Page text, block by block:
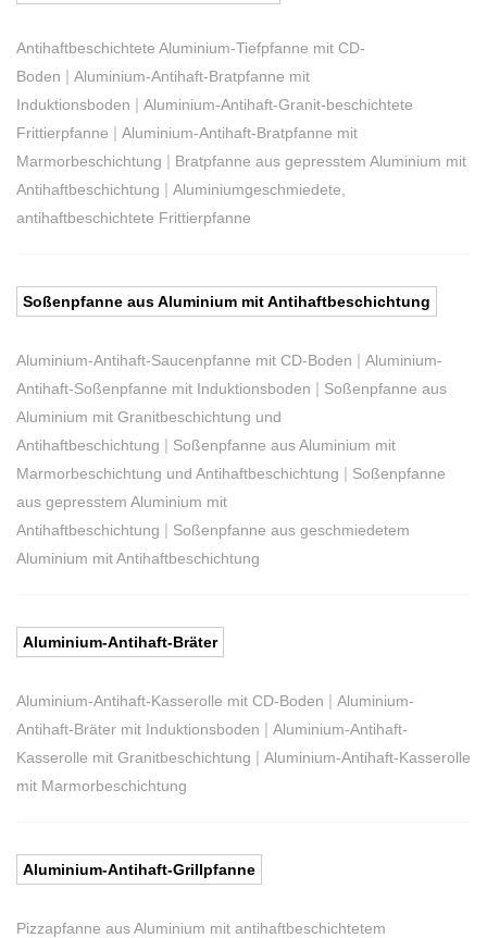
Antihaftbeschichtete Aluminium-Tiefpfanne mit CD-
Boden | Aluminium-Antihaft-Bratpfanne mit
Induktionsboden | Aluminium-Antihaft-Granit-beschichtete
Frittierpfanne | Aluminium-Antihaft-Bratpfanne mit
Marmorbeschichtung | Bratpfanne aus gepresstem Aluminium mit
Antihaftbeschichtung | Aluminiumgeschmiedete,
antihaftbeschichtete Frittierpfanne
Soßenpfanne aus Aluminium mit Antihaftbeschichtung
Aluminium-Antihaft-Saucenpfanne mit CD-Boden | Aluminium-
Antihaft-Soßenpfanne mit Induktionsboden | Soßenpfanne aus
Aluminium mit Granitbeschichtung und
Antihaftbeschichtung | Soßenpfanne aus Aluminium mit
Marmorbeschichtung und Antihaftbeschichtung | Soßenpfanne
aus gepresstem Aluminium mit
Antihaftbeschichtung | Soßenpfanne aus geschmiedetem
Aluminium mit Antihaftbeschichtung
Aluminium-Antihaft-Bräter
Aluminium-Antihaft-Kasserolle mit CD-Boden | Aluminium-
Antihaft-Bräter mit Induktionsboden | Aluminium-Antihaft-
Kasserolle mit Granitbeschichtung | Aluminium-Antihaft-Kasserolle
mit Marmorbeschichtung
Aluminium-Antihaft-Grillpfanne
Pizzapfanne aus Aluminium mit antihaftbeschichtetem